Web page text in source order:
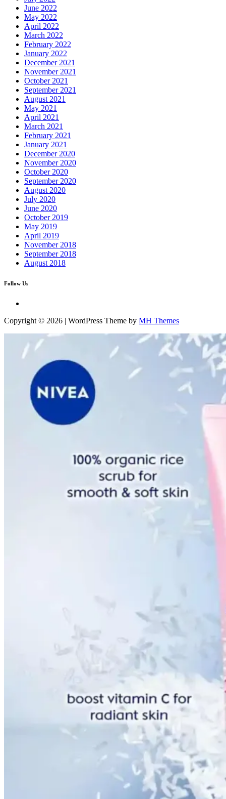
June 2022
May 2022
April 2022
March 2022
February 2022
January 2022
December 2021
November 2021
October 2021
September 2021
August 2021
May 2021
April 2021
March 2021
February 2021
January 2021
December 2020
November 2020
October 2020
September 2020
August 2020
July 2020
June 2020
October 2019
May 2019
April 2019
November 2018
September 2018
August 2018
Follow Us
Copyright © 2026 | WordPress Theme by MH Themes